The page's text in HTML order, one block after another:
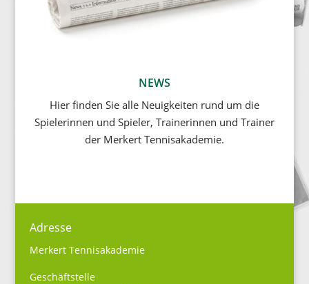
NEWS
Hier finden Sie alle Neuigkeiten rund um die
Spielerinnen und Spieler, Trainerinnen und Trainer
der Merkert Tennisakademie.
Adresse
Merkert Tennisakademie
Geschäftstelle